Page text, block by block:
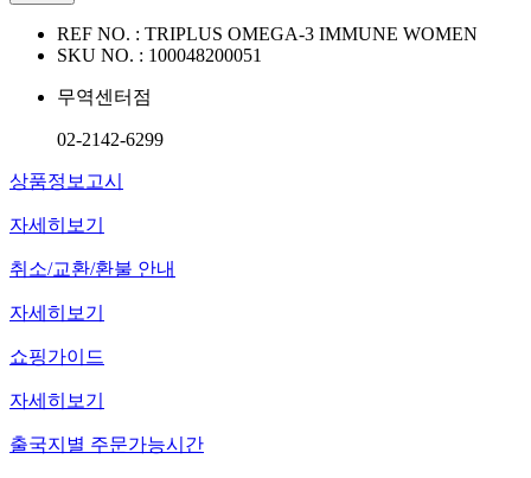
REF NO. : TRIPLUS OMEGA-3 IMMUNE WOMEN
SKU NO. : 100048200051
무역센터점
02-2142-6299
상품정보고시
자세히보기
취소/교환/환불 안내
자세히보기
쇼핑가이드
자세히보기
출국지별 주문가능시간